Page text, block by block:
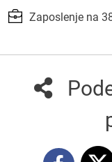
Zaposlenje na